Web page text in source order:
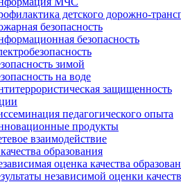
детского дорожно-
безопасность
безопасность
зимой
на воде
защищенность
педагогического опыта
продукты
взаимодействие
образования
оценка качества
независимой оценки